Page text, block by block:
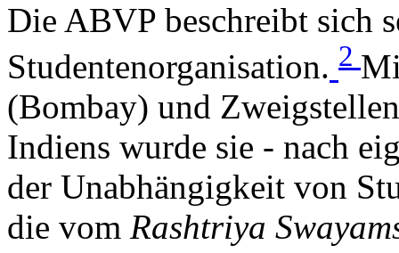
Die ABVP beschreibt sich
Studentenorganisation. 2
(Bombay) und
Indiens wurde sie - nach
der Unabhängigkeit von
die vom Rashtriya